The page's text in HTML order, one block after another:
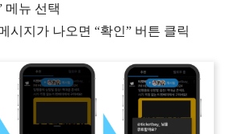
메뉴 선택
시지가 나오면 “확인” 버튼 클릭